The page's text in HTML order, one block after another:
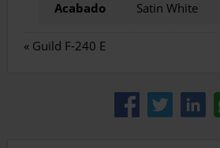
Acabado Satin White
« Guild F-240 E